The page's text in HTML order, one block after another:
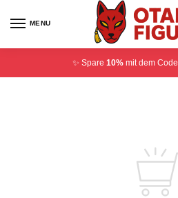
MENU
✨ Spare 10%mit dem Code